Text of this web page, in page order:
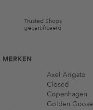
Trusted Shops
gecertificeerd
MERKEN
Axel Arigato
Closed
Copenhagen
Golden Goose